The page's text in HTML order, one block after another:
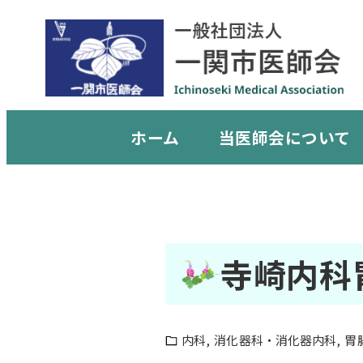
ホーム 当医師会について
寺崎内
内科 消化器科・消化器内科 胃